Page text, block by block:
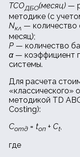
TCOДБО(месяц) —
методике (с
Nкл — количество
месяц);
P — количество
α— коэффициент
системы.
Для расчета
«классического»
методикой TD
Costing):
Сотд = tоп+ Ct,
где